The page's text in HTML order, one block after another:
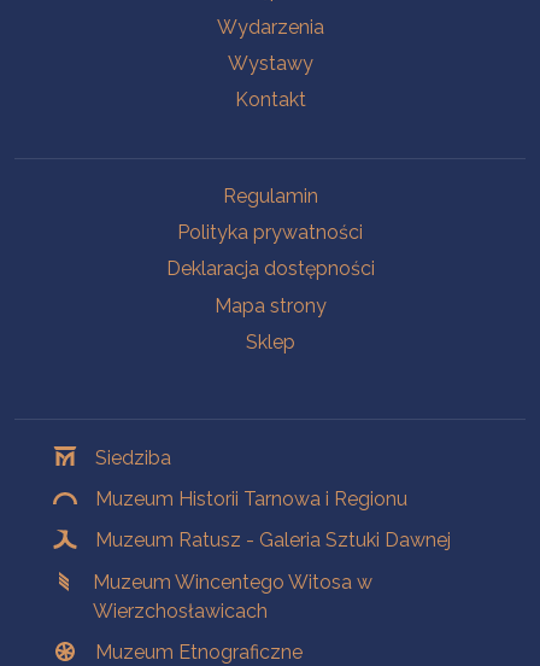
Wydarzenia
Wystawy
Kontakt
Regulamin
Polityka prywatności
Deklaracja dostępności
Mapa strony
Sklep
Siedziba
Muzeum Historii Tarnowa i Regionu
Muzeum Ratusz - Galeria Sztuki Dawnej
Muzeum Wincentego Witosa w
Wierzchosławicach
Muzeum Etnograficzne